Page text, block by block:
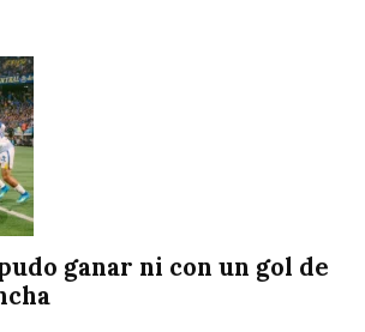
ganar ni con un gol de